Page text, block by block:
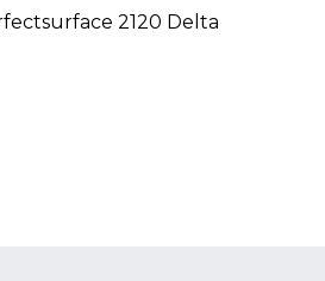
2120 Delta